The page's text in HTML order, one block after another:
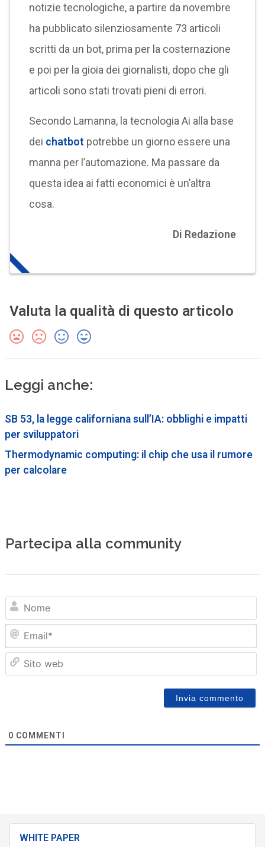
notizie tecnologiche, a partire da novembre
ha pubblicato silenziosamente 73 articoli
scritti da un bot, prima per la costernazione
e poi per la gioia dei giornalisti, dopo che gli
articoli sono stati trovati pieni di errori.
Secondo Lamanna, la tecnologia Ai alla base
dei chatbot potrebbe un giorno essere una
manna per l’automazione. Ma passare da
questa idea ai fatti economici è un’altra
cosa.
Di Redazione
Valuta la qualità di questo articolo
Leggi anche:
SB 53, la legge californiana sull’IA: obblighi e impatti
per sviluppatori
Thermodynamic computing: il chip che usa il rumore
per calcolare
Partecipa alla community
0 COMMENTI
WHITE PAPER